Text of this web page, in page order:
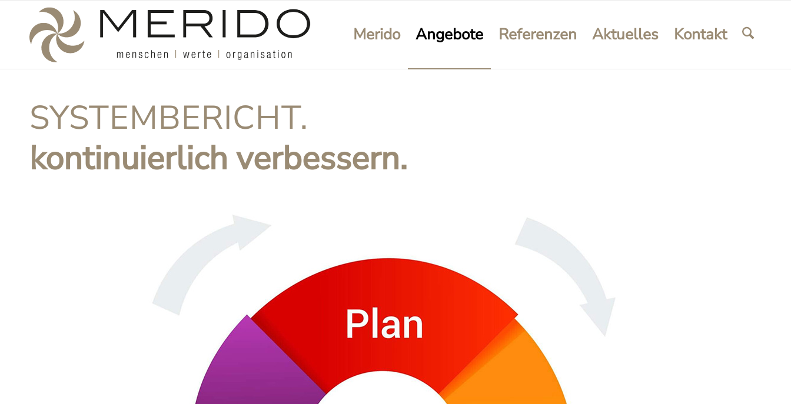
Merido Angebote Referenzen Aktuelles Kontakt
SYSTEMBERICHT.
kontinuierlich verbessern.